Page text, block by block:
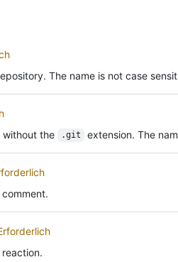
The name is not case
without the
.git extension. The